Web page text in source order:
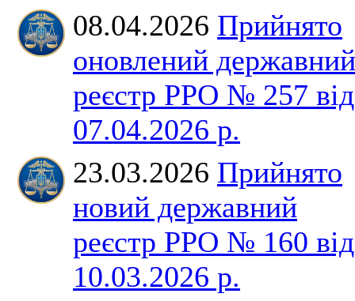
08.04.2026 Прийнято
оновлений державний
реєстр РРО № 257 від
07.04.2026 р.
23.03.2026 Прийнято
новий державний
реєстр РРО № 160 від
10.03.2026 р.